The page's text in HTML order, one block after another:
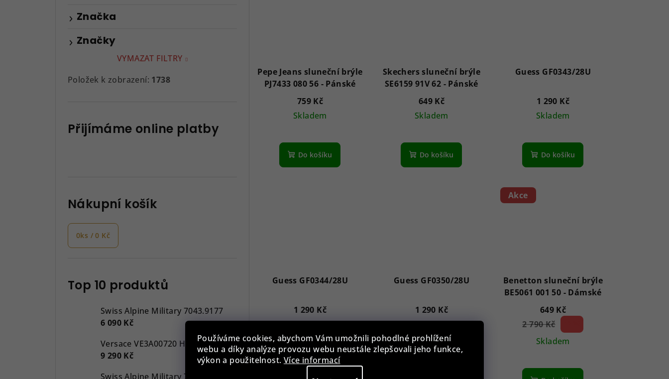
Používáme cookies, abychom Vám umožnili pohodlné prohlížení
webu a díky analýze provozu webu neustále zlepšovali jeho funkce,
výkon a použitelnost. Více informací
Značky
Značka
VYMAZAT FILTRY
Položek k zobrazení: 1738
Přijímáme online platby
Nákupní košík
0ks /0 Kč
Top 10 produktů
Swiss Alpine Military 7043.9177
6 090 Kč
Versace VE3A00720 Hellenyium 42mm
9 290 Kč
Pepe Jeans sluneční brýle
PJ7433 080 56 - Pánské
759 Kč
Skladem
Do košíku
Skechers sluneční brýle
SE6159 91V 62 - Pánské
649 Kč
Skladem
Do košíku
Guess GF0343/28U
1 290 Kč
Skladem
Do košíku
Guess GF0344/28U
1 290 Kč
Skladem
Do košíku
Guess GF0350/28U
1 290 Kč
Skladem
Akce
Benetton sluneční brýle
BE5061 001 50 - Dámské
649 Kč
2 790 Kč
Skladem